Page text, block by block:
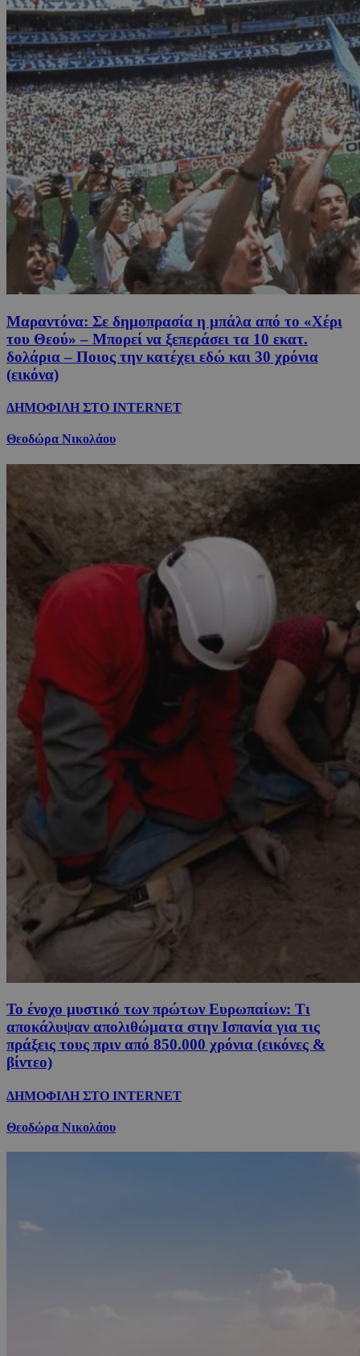
Μαραντόνα: Σε δημοπρασία η μπάλα από το «Χέρι
του Θεού» – Μπορεί να ξεπεράσει τα 10 εκατ.
δολάρια – Ποιος την κατέχει εδώ και 30 χρόνια
(εικόνα)
ΔΗΜΟΦΙΛΗ ΣΤΟ INTERNET
Θεοδώρα Νικολάου
Το ένοχο μυστικό των πρώτων Ευρωπαίων: Τι
αποκάλυψαν απολιθώματα στην Ισπανία για τις
πράξεις τους πριν από 850.000 χρόνια (εικόνες &
βίντεο)
ΔΗΜΟΦΙΛΗ ΣΤΟ INTERNET
Θεοδώρα Νικολάου